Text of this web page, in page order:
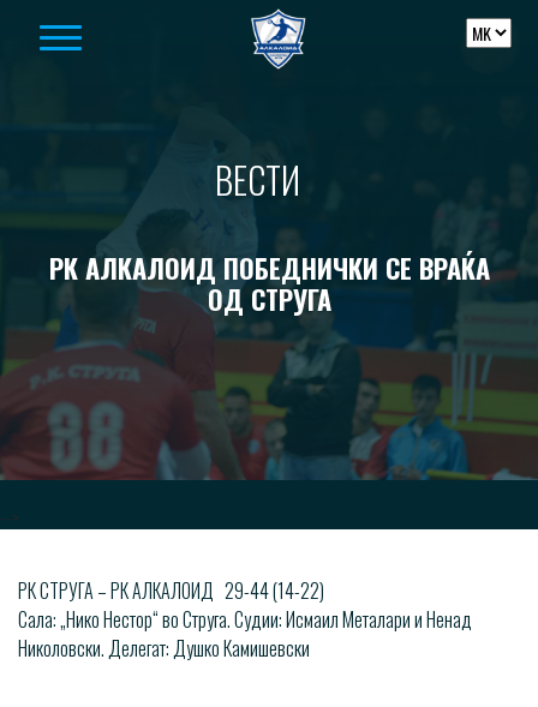
ВЕСТИ
РК АЛКАЛОИД ПОБЕДНИЧКИ СЕ ВРАЌА
ОД СТРУГА
-->
РК СТРУГА – РК АЛКАЛОИД 29-44 (14-22)
Сала: „Нико Нестор“ во Струга. Судии: Исмаил Металари и Ненад
Николовски. Делегат: Душко Камишевски